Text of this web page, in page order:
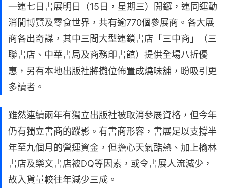
一連七日書展明日（15日，星期三）開鑼，連同運動
消閒博覽及零食世界，共有逾770個參展商。各大展
商各出奇謀，其中三間大型連鎖書店「三中商」（三
聯書店、中華書局及商務印書館）提供全場八折優
惠，另有本地出版社將攤位佈置成燒味舖，盼吸引更
多讀者。
雖然連續兩年有獨立出版社被取消參展資格，但今年
仍有獨立書商的蹤影。有書商形容，書展足以支撐半
年至九個月的營運資金，但擔心天氣酷熱、加上榆林
書店及樂文書店被DQ等因素，或令書展人流減少，
故入貨量較往年減少三成。